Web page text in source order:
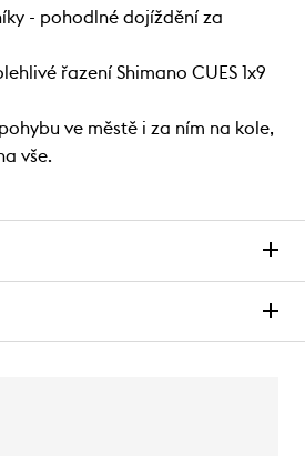
- pohodlné dojíždění za
řazení Shimano CUES 1x9
ve městě i za ním na kole,
vše.